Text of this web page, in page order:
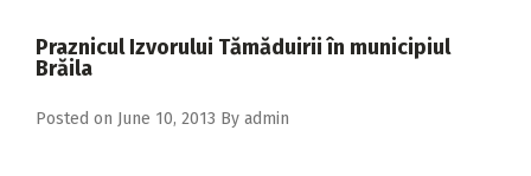
2017
Praznicul Izvorului Tămăduirii în municipiul
Brăila
Posted on June 10, 2013 By admin